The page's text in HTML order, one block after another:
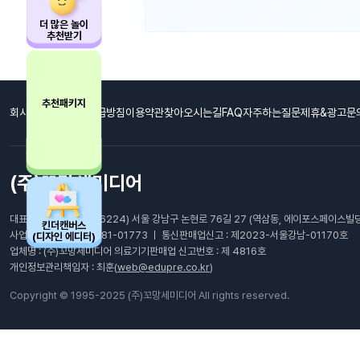
더 많은 놀이
추천받기
추천패키지
킨더캔버스
(디자인 에디터)
회사소개 개인정보취급방침이용약관찾아오시는길FAQ자주하는질문제휴&광고문
(주)꼬망세미디어
대표이사: 최남호 ㅣ (06224) 서울 강남구 논현로 76길 27 (역삼동, 에이포스페이스빌
사업자등록번호 : 105-81-01773 ㅣ 통신판매업신고 : 제2023-서울강남-01170호
업체명 : (주)꼬망세미디어 의료기기판매업 신고번호 : 제 4816호
개인정보관리책임자 : 최훈(web@edupre.co.kr)
Copyright © 1995-2025 (주)꼬망세미디어 All rights reserved.